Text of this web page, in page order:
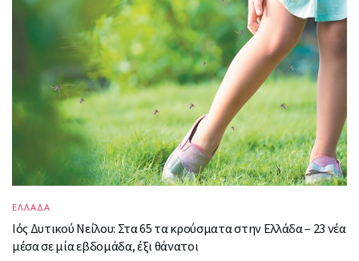
ΕΛΛΑΔΑ
Ιός Δυτικού Νείλου: Στα 65 τα κρούσματα στην Ελλάδα – 23 νέα
μέσα σε μία εβδομάδα, έξι θάνατοι